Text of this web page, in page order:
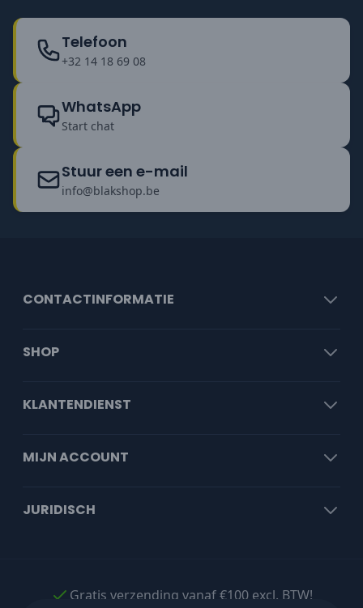
Telefoon
+32 14 18 69 08
WhatsApp
Start chat
Stuur een e-mail
info@blakshop.be
CONTACTINFORMATIE
SHOP
KLANTENDIENST
MIJN ACCOUNT
JURIDISCH
Gratis verzending vanaf €100 excl. BTW!